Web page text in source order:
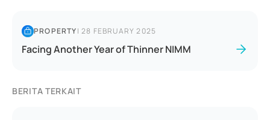
PROPERTY|28 FEBRUARY 2025
Facing Another Year of Thinner NIMM
BERITA TERKAIT